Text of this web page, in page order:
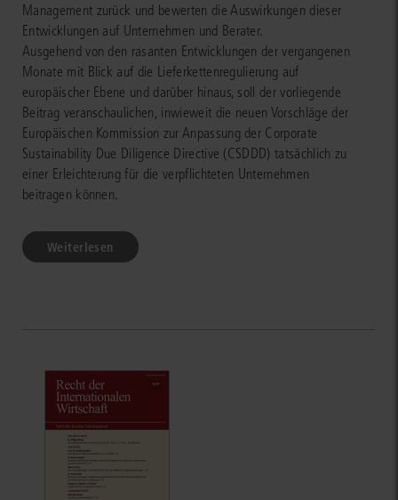
Management zurück und bewerten die Auswirkungen dieser
Entwicklungen auf Unternehmen und Berater.
Ausgehend von den rasanten Entwicklungen der vergangenen
Monate mit Blick auf die Lieferkettenregulierung auf
europäischer Ebene und darüber hinaus, soll der vorliegende
Beitrag veranschaulichen, inwieweit die neuen Vorschläge der
Europäischen Kommission zur Anpassung der Corporate
Sustainability Due Diligence Directive (CSDDD) tatsächlich zu
einer Erleichterung für die verpflichteten Unternehmen
beitragen können.
Weiterlesen